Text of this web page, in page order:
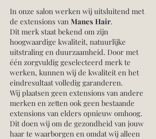
In onze salon werken wij uitsluitend met
de extensions van Manes Hair.
Dit merk staat bekend om zijn
hoogwaardige kwaliteit, natuurlijke
uitstraling en duurzaamheid. Door met
één zorgvuldig geselecteerd merk te
werken, kunnen wij de kwaliteit en het
eindresultaat volledig garanderen.
Wij plaatsen geen extensions van andere
merken en zetten ook geen bestaande
extensions van elders opnieuw omhoog.
Dit doen wij om de gezondheid van jouw
haar te waarborgen en omdat wij alleen